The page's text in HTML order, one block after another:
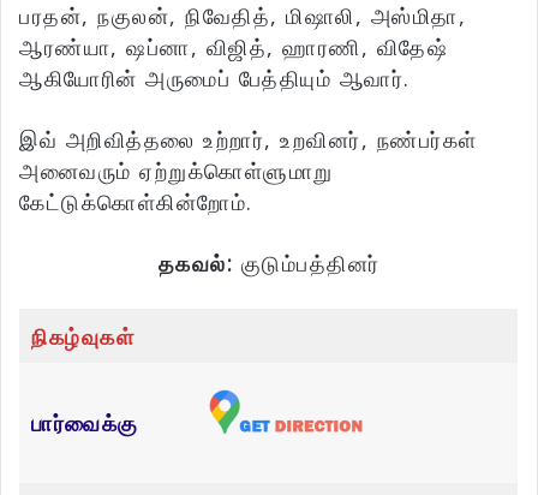
பரதன், நகுலன், நிவேதித், மிஷாலி, அஸ்மிதா,
ஆரண்யா, ஷப்னா, விஜித், ஹாரணி, விதேஷ்
ஆகியோரின் அருமைப் பேத்தியும் ஆவார்.
இவ் அறிவித்தலை உற்றார், உறவினர், நண்பர்கள்
அனைவரும் ஏற்றுக்கொள்ளுமாறு
கேட்டுக்கொள்கின்றோம்.
தகவல்: குடும்பத்தினர்
நிகழ்வுகள்
பார்வைக்கு